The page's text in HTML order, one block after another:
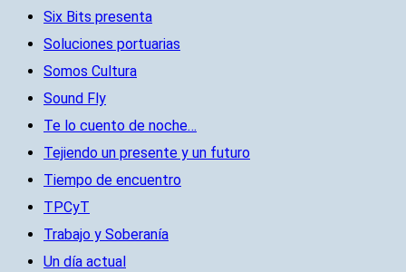
Six Bits presenta
Soluciones portuarias
Somos Cultura
Sound Fly
Te lo cuento de noche…
Tejiendo un presente y un futuro
Tiempo de encuentro
TPCyT
Trabajo y Soberanía
Un día actual